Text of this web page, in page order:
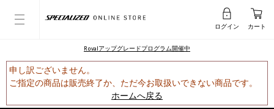
ログイン カート
Rovalアップグレードプログラム開催中
申し訳ございません。
ご指定の商品は販売終了か、ただ今お取扱いできない商品です。
ホームへ戻る